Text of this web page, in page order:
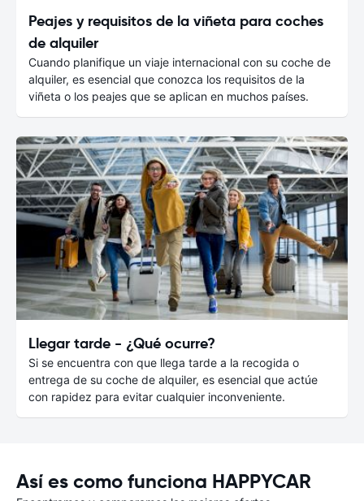
Peajes y requisitos de la viñeta para coches
de alquiler
Cuando planifique un viaje internacional con su coche de
alquiler, es esencial que conozca los requisitos de la
viñeta o los peajes que se aplican en muchos países.
Llegar tarde - ¿Qué ocurre?
Si se encuentra con que llega tarde a la recogida o
entrega de su coche de alquiler, es esencial que actúe
con rapidez para evitar cualquier inconveniente.
Así es como funciona HAPPYCAR